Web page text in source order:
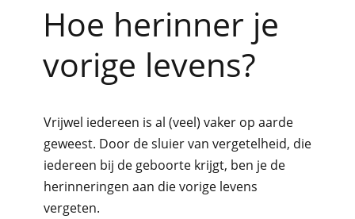
Hoe herinner je
vorige levens?
Vrijwel iedereen is al (veel) vaker op aarde
geweest. Door de sluier van vergetelheid, die
iedereen bij de geboorte krijgt, ben je de
herinneringen aan die vorige levens
vergeten.